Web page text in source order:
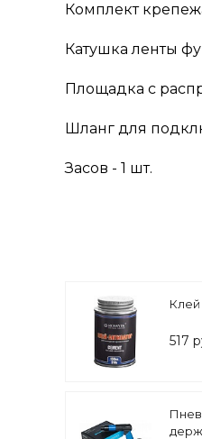
Комплект
Катушка ленты
Площадка с
Шланг для
Засов - 1 шт.
Клей
517